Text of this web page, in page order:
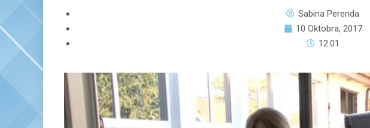
Sabina Perenda
10 Oktobra, 2017
12:01